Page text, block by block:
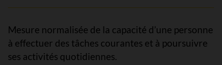
Mesure normalisée de la capacité d’une personne
à effectuer des tâches courantes et à poursuivre
ses activités quotidiennes.